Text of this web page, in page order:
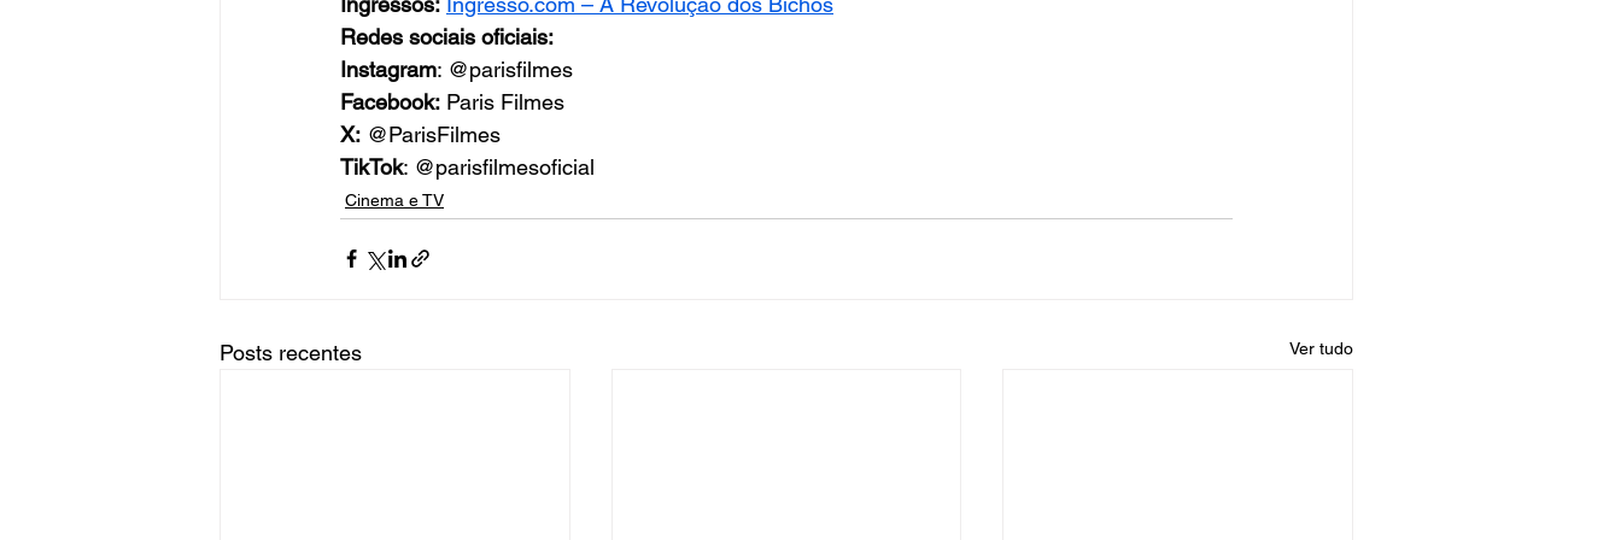
Redes sociais oficiais:
Instagram: @parisfilmes
Facebook: Paris Filmes
X: @ParisFilmes
TikTok: @parisfilmesoficial
Cinema e TV
Posts recentes Ver tudo